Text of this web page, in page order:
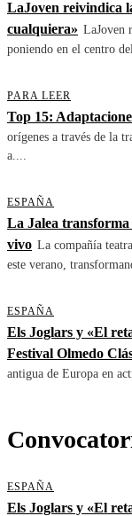
LaJoven reivindica
cualquiera» LaJoven
poniendo en el centro
PARA LEER
Top 15:
orígenes a través de la
a....
ESPAÑA
La Jalea transforma
vivo La compañía
este verano,
ESPAÑA
Els Joglars y «El
Festival Olmedo
antigua de Europa en
ESPAÑA
Els Joglars y «El